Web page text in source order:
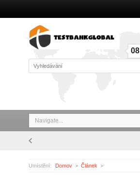
08
Navigate...
Umístění: Domov Článek